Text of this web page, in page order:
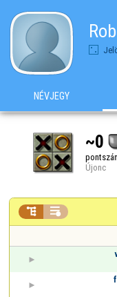
NÉVJEGY
~0
Újonc
 